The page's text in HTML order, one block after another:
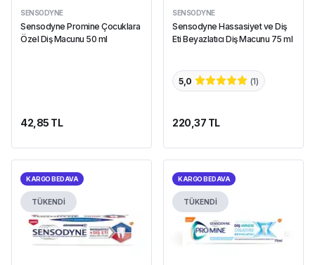
SENSODYNE
Sensodyne Promine Çocuklara
Özel Diş Macunu 50 ml
42,85 TL
SENSODYNE
Sensodyne Hassasiyet ve Diş
Eti Beyazlatıcı Diş Macunu 75 ml
5,0 (1)
220,37 TL
KARGO BEDAVA
TÜKENDİ
KARGO BEDAVA
TÜKENDİ